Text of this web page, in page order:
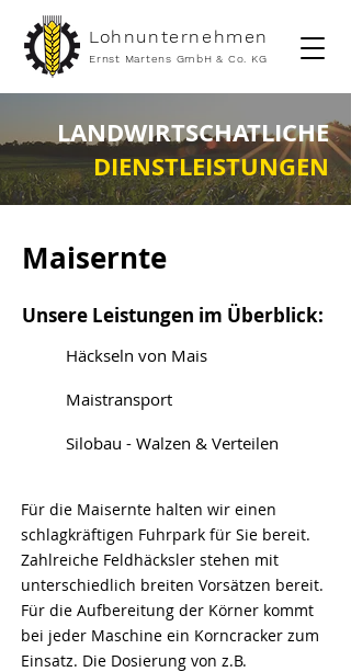
Lohnunternehmen
Ernst Martens GmbH & Co. KG
LANDWIRTSCHATLICHE
DIENSTLEISTUNGEN
Maisernte
Unsere Leistungen im Überblick:
Häckseln von Mais
Maistransport
Silobau - Walzen & Verteilen
Für die Maisernte halten wir einen
schlagkräftigen Fuhrpark für Sie bereit.
Zahlreiche Feldhäcksler stehen mit
unterschiedlich breiten Vorsätzen bereit.
Für die Aufbereitung der Körner kommt
bei jeder Maschine ein Korncracker zum
Einsatz. Die Dosierung von z.B.